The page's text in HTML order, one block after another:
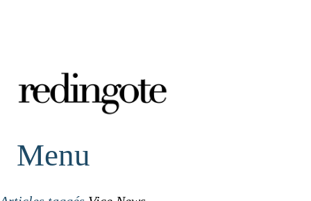
redingote.
Menu